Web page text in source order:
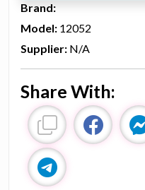
Brand:
Model: 12052
Supplier: N/A
Share With: